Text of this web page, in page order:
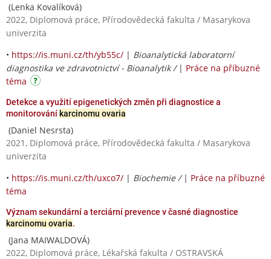
(Lenka Kovalíková)
2022, Diplomová práce, Přírodovědecká fakulta / Masarykova
univerzita
• https://is.muni.cz/th/yb55c/ | Bioanalytická laboratorní
diagnostika ve zdravotnictví - Bioanalytik / | Práce na příbuzné
téma
Detekce a využití epigenetických změn při diagnostice a
monitorování karcinomu ovaria
(Daniel Nesrsta)
2021, Diplomová práce, Přírodovědecká fakulta / Masarykova
univerzita
• https://is.muni.cz/th/uxco7/ | Biochemie / | Práce na příbuzné
téma
Význam sekundární a terciární prevence v časné diagnostice
karcinomu ovaria.
(Jana MAIWALDOVÁ)
2022, Diplomová práce, Lékařská fakulta / OSTRAVSKÁ